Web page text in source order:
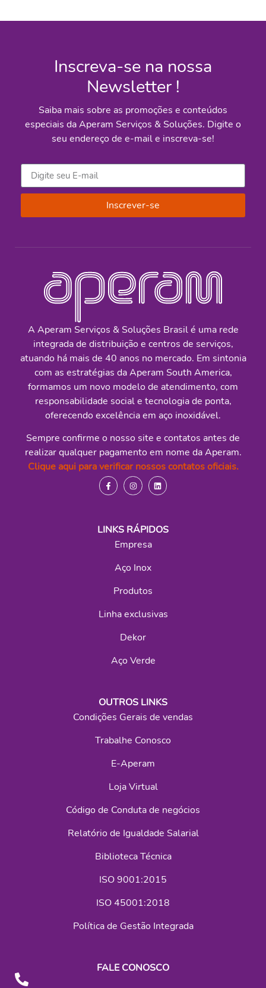
Inscreva-se na nossa
Newsletter !
Saiba mais sobre as promoções e conteúdos
especiais da Aperam Serviços & Soluções. Digite o
seu endereço de e-mail e inscreva-se!
Inscrever-se
A Aperam Serviços & Soluções Brasil é uma rede
integrada de distribuição e centros de serviços,
atuando há mais de 40 anos no mercado. Em sintonia
com as estratégias da Aperam South America,
formamos um novo modelo de atendimento, com
responsabilidade social e tecnologia de ponta,
oferecendo excelência em aço inoxidável.
Sempre confirme o nosso site e contatos antes de
realizar qualquer pagamento em nome da Aperam.
Clique aqui para verificar nossos contatos oficiais.
LINKS RÁPIDOS
Empresa
Aço Inox
Produtos
Linha exclusivas
Dekor
Aço Verde
OUTROS LINKS
Condições Gerais de vendas
Trabalhe Conosco
E-Aperam
Loja Virtual
Código de Conduta de negócios
Relatório de Igualdade Salarial
Biblioteca Técnica
ISO 9001:2015
ISO 45001:2018
Política de Gestão Integrada
FALE CONOSCO